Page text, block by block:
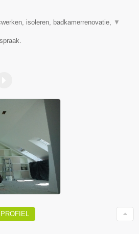
isoleren, badkamerrenovatie, ▼